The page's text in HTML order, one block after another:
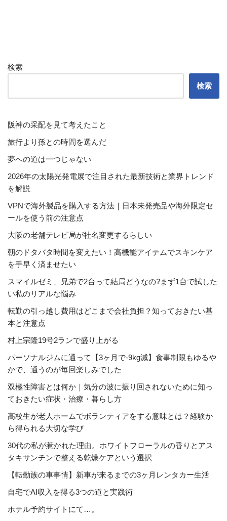
検索
検索
阪神の采配を見て考えたこと
旅行より孫との時間を選んだ
夢への道は一つじゃない
2026年の太陽光発電展で注目された最新技術と業界トレンド
を解説
VPNで海外製品を購入する方法｜日本未発売品や海外限定セ
ールを使う前の注意点
大阪の老舗テレビ局が社名変更するらしい
朝のドタバタ時間を変えたい！高機能アイテムでスキンケア
を手早く済ませたい
スマイルゼミ、兄弟で2台って結局どうなの?まず1台で試した
い私のリアルな悩み
転勤の引っ越し費用はどこまで会社負担？知っておきたい基
本と注意点
村上宗隆19号2ランで盛り上がる
パーソナルジムに通って【3ヶ月で-9kg減】食事制限もゆるや
かで、通うのが毎回楽しみでした
双極性障害とは何か｜気分の波に振り回されないために知っ
ておきたい症状・治療・暮らし方
高校生が老人ホームでボランティアをする意味とは？経験か
ら得られる大切な学び
30代の私が惹かれた理由。ホワイトフローラルの香りとアス
タキサンチンで整える乾燥ケアという選択
【転勤族の車事情】新車が来るまでの3ヶ月レンタカー生活
自宅でAI収入を得る3つの道と実践術
ホテル予約サイトにて…。